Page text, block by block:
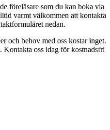
föreläsare som du kan boka via
varmt välkommen att kontakta
nedan.
och behov med oss kostar inget.
oss idag för kostnadsfri